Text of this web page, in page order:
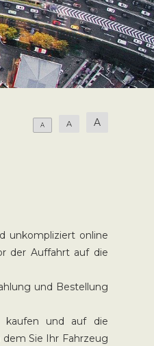
A A A
unkompliziert online
der Auffahrt auf die
und Bestellung
kaufen und auf die
Sie Ihr Fahrzeug